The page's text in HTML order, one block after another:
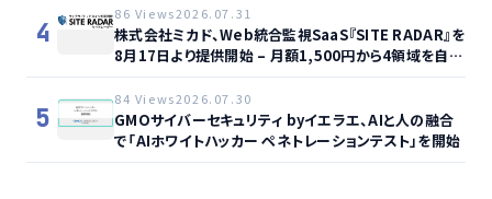
4
86 Views2026.07.31
株式会社ミカド、Web統合監視SaaS『SITE RADAR』を
8月17日より提供開始 – 月額1,500円から4領域を自動
監視、動的サイト…
5
84 Views2026.07.30
GMOサイバーセキュリティ byイエラエ、AIと人の融合
で「AIホワイトハッカー ペネトレーションテスト」を開始